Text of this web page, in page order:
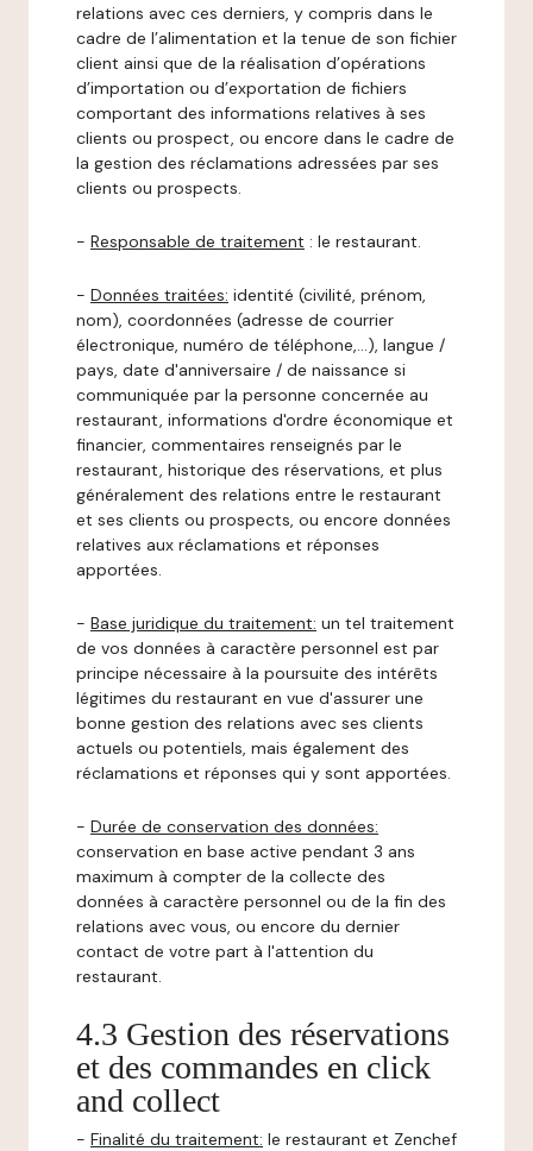
relations avec ces derniers, y compris dans le
cadre de l’alimentation et la tenue de son fichier
client ainsi que de la réalisation d’opérations
d’importation ou d’exportation de fichiers
comportant des informations relatives à ses
clients ou prospect, ou encore dans le cadre de
la gestion des réclamations adressées par ses
clients ou prospects.
- Responsable de traitement : le restaurant.
- Données traitées: identité (civilité, prénom,
nom), coordonnées (adresse de courrier
électronique, numéro de téléphone,…), langue /
pays, date d'anniversaire / de naissance si
communiquée par la personne concernée au
restaurant, informations d'ordre économique et
financier, commentaires renseignés par le
restaurant, historique des réservations, et plus
généralement des relations entre le restaurant
et ses clients ou prospects, ou encore données
relatives aux réclamations et réponses
apportées.
- Base juridique du traitement: un tel traitement
de vos données à caractère personnel est par
principe nécessaire à la poursuite des intérêts
légitimes du restaurant en vue d'assurer une
bonne gestion des relations avec ses clients
actuels ou potentiels, mais également des
réclamations et réponses qui y sont apportées.
- Durée de conservation des données:
conservation en base active pendant 3 ans
maximum à compter de la collecte des
données à caractère personnel ou de la fin des
relations avec vous, ou encore du dernier
contact de votre part à l'attention du
restaurant.
4.3 Gestion des réservations
et des commandes en click
and collect
- Finalité du traitement: le restaurant et Zenchef